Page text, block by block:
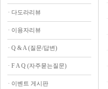
· 다도라리뷰
· 이용자리뷰
· Q & A (질문/답변)
· F A Q (자주묻는질문)
· 이벤트 게시판